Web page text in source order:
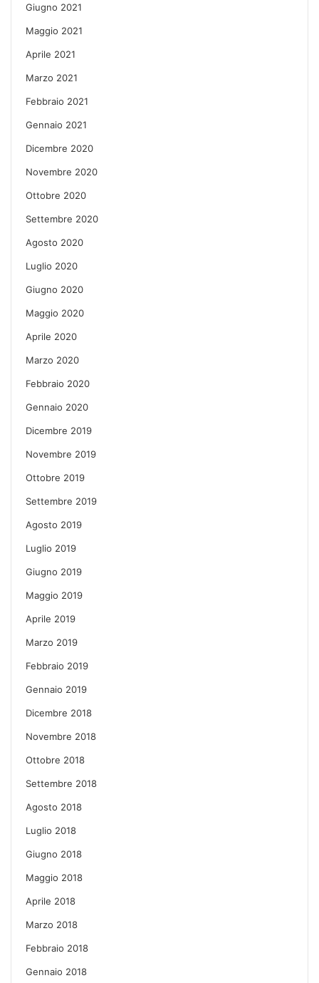
Giugno 2021
Maggio 2021
Aprile 2021
Marzo 2021
Febbraio 2021
Gennaio 2021
Dicembre 2020
Novembre 2020
Ottobre 2020
Settembre 2020
Agosto 2020
Luglio 2020
Giugno 2020
Maggio 2020
Aprile 2020
Marzo 2020
Febbraio 2020
Gennaio 2020
Dicembre 2019
Novembre 2019
Ottobre 2019
Settembre 2019
Agosto 2019
Luglio 2019
Giugno 2019
Maggio 2019
Aprile 2019
Marzo 2019
Febbraio 2019
Gennaio 2019
Dicembre 2018
Novembre 2018
Ottobre 2018
Settembre 2018
Agosto 2018
Luglio 2018
Giugno 2018
Maggio 2018
Aprile 2018
Marzo 2018
Febbraio 2018
Gennaio 2018